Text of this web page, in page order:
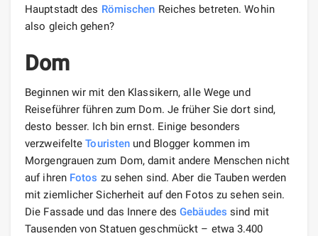
Hauptstadt des Römischen Reiches betreten. Wohin
also gleich gehen?
Dom
Beginnen wir mit den Klassikern, alle Wege und
Reiseführer führen zum Dom. Je früher Sie dort sind,
desto besser. Ich bin ernst. Einige besonders
verzweifelteTouristen und Blogger kommen im
Morgengrauen zum Dom, damit andere Menschen nicht
auf ihren Fotos zu sehen sind. Aber die Tauben werden
mit ziemlicher Sicherheit auf den Fotos zu sehen sein.
Die Fassade und das Innere desGebäudes sind mit
Tausenden von Statuen geschmückt – etwa 3.400